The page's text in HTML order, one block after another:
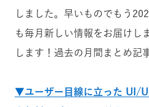
しました。早いものでもう
も毎月新しい情報をお届けし
します！過去の月間まとめ記
▼ユーザー目線に立った UI/